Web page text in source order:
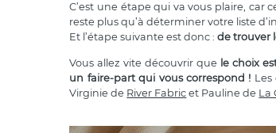
C’est une étape qui va vous plaire, car
reste plus qu’à déterminer votre liste
Et l’étape suivante est donc :de trouver
Vous allez vite découvrir que le choix
un faire-part qui vous correspond ! Les
Virginie de River Fabric et Pauline de La